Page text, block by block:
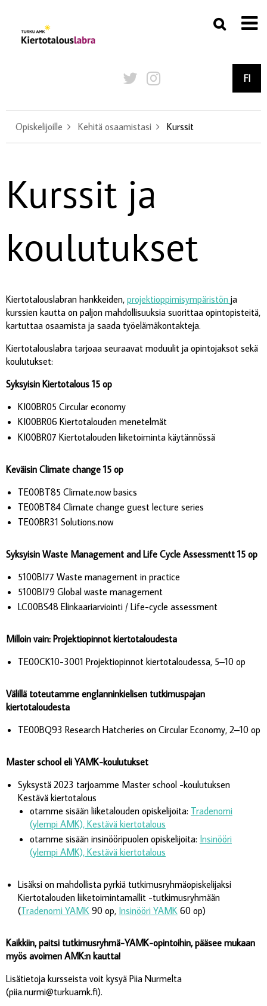
FI
Opiskelijoille Kehitä osaamistasi Kurssit
Kurssit ja
koulutukset
Kiertotalouslabran hankkeiden, projektioppimisympäristön ja
kurssien kautta on paljon mahdollisuuksia suorittaa opintopisteitä,
kartuttaa osaamista ja saada työelämäkontakteja.
Kiertotalouslabra tarjoaa seuraavat moduulit ja opintojaksot sekä
koulutukset:
Syksyisin Kiertotalous 15 op
KI00BR05 Circular economy
KI00BR06 Kiertotalouden menetelmät
KI00BR07 Kiertotalouden liiketoiminta käytännössä
Keväisin Climate change 15 op
TE00BT85 Climate.now basics
TE00BT84 Climate change guest lecture series
TE00BR31 Solutions.now
Syksyisin Waste Management and Life Cycle Assessmentt 15 op
5100BI77 Waste management in practice
5100BI79 Global waste management
LC00BS48 Elinkaariarviointi / Life-cycle assessment
Milloin vain: Projektiopinnot kiertotaloudesta
TE00CK10-3001 Projektiopinnot kiertotaloudessa, 5–10 op
Välillä toteutamme englanninkielisen tutkimuspajan
kiertotaloudesta
TE00BQ93 Research Hatcheries on Circular Economy, 2–10 op
Master school eli YAMK-koulutukset
Syksystä 2023 tarjoamme Master school -koulutuksen
Kestävä kiertotalous
otamme sisään liiketalouden opiskelijoita: Tradenomi
(ylempi AMK), Kestävä kiertotalous
otamme sisään insinööripuolen opiskelijoita: Insinööri
(ylempi AMK), Kestävä kiertotalous
Lisäksi on mahdollista pyrkiä tutkimusryhmäopiskelijaksi
Kiertotalouden liiketoimintamallit -tutkimusryhmään
(Tradenomi YAMK 90 op, Insinööri YAMK 60 op)
Kaikkiin, paitsi tutkimusryhmä-YAMK-opintoihin, pääsee mukaan
myös avoimen AMK:n kautta!
Lisätietoja kursseista voit kysyä Piia Nurmelta
(piia.nurmi@turkuamk.fi).